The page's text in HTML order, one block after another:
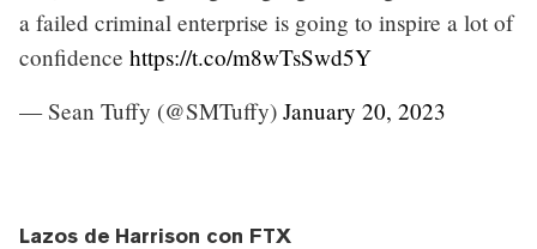
a failed criminal enterprise is going to inspire a lot of
confidence https://t.co/m8wTsSwd5Y
— Sean Tuffy (@SMTuffy) January 20, 2023
Lazos de Harrison con FTX